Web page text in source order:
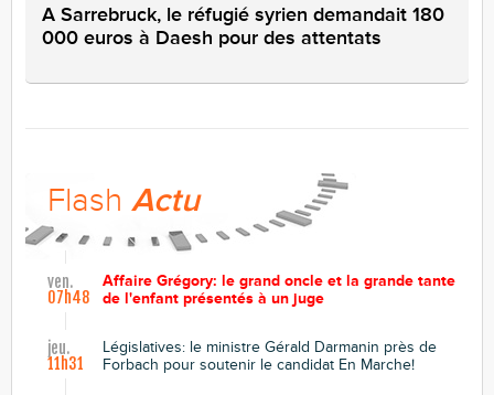
A Sarrebruck, le réfugié syrien demandait 180
000 euros à Daesh pour des attentats
Flash Actu
ven.
07h48
Affaire Grégory: le grand oncle et la grande tante
de l'enfant présentés à un juge
jeu.
11h31
Législatives: le ministre Gérald Darmanin près de
Forbach pour soutenir le candidat En Marche!